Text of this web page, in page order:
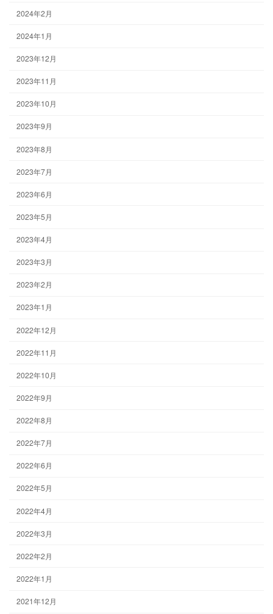
2024年2月
2024年1月
2023年12月
2023年11月
2023年10月
2023年9月
2023年8月
2023年7月
2023年6月
2023年5月
2023年4月
2023年3月
2023年2月
2023年1月
2022年12月
2022年11月
2022年10月
2022年9月
2022年8月
2022年7月
2022年6月
2022年5月
2022年4月
2022年3月
2022年2月
2022年1月
2021年12月